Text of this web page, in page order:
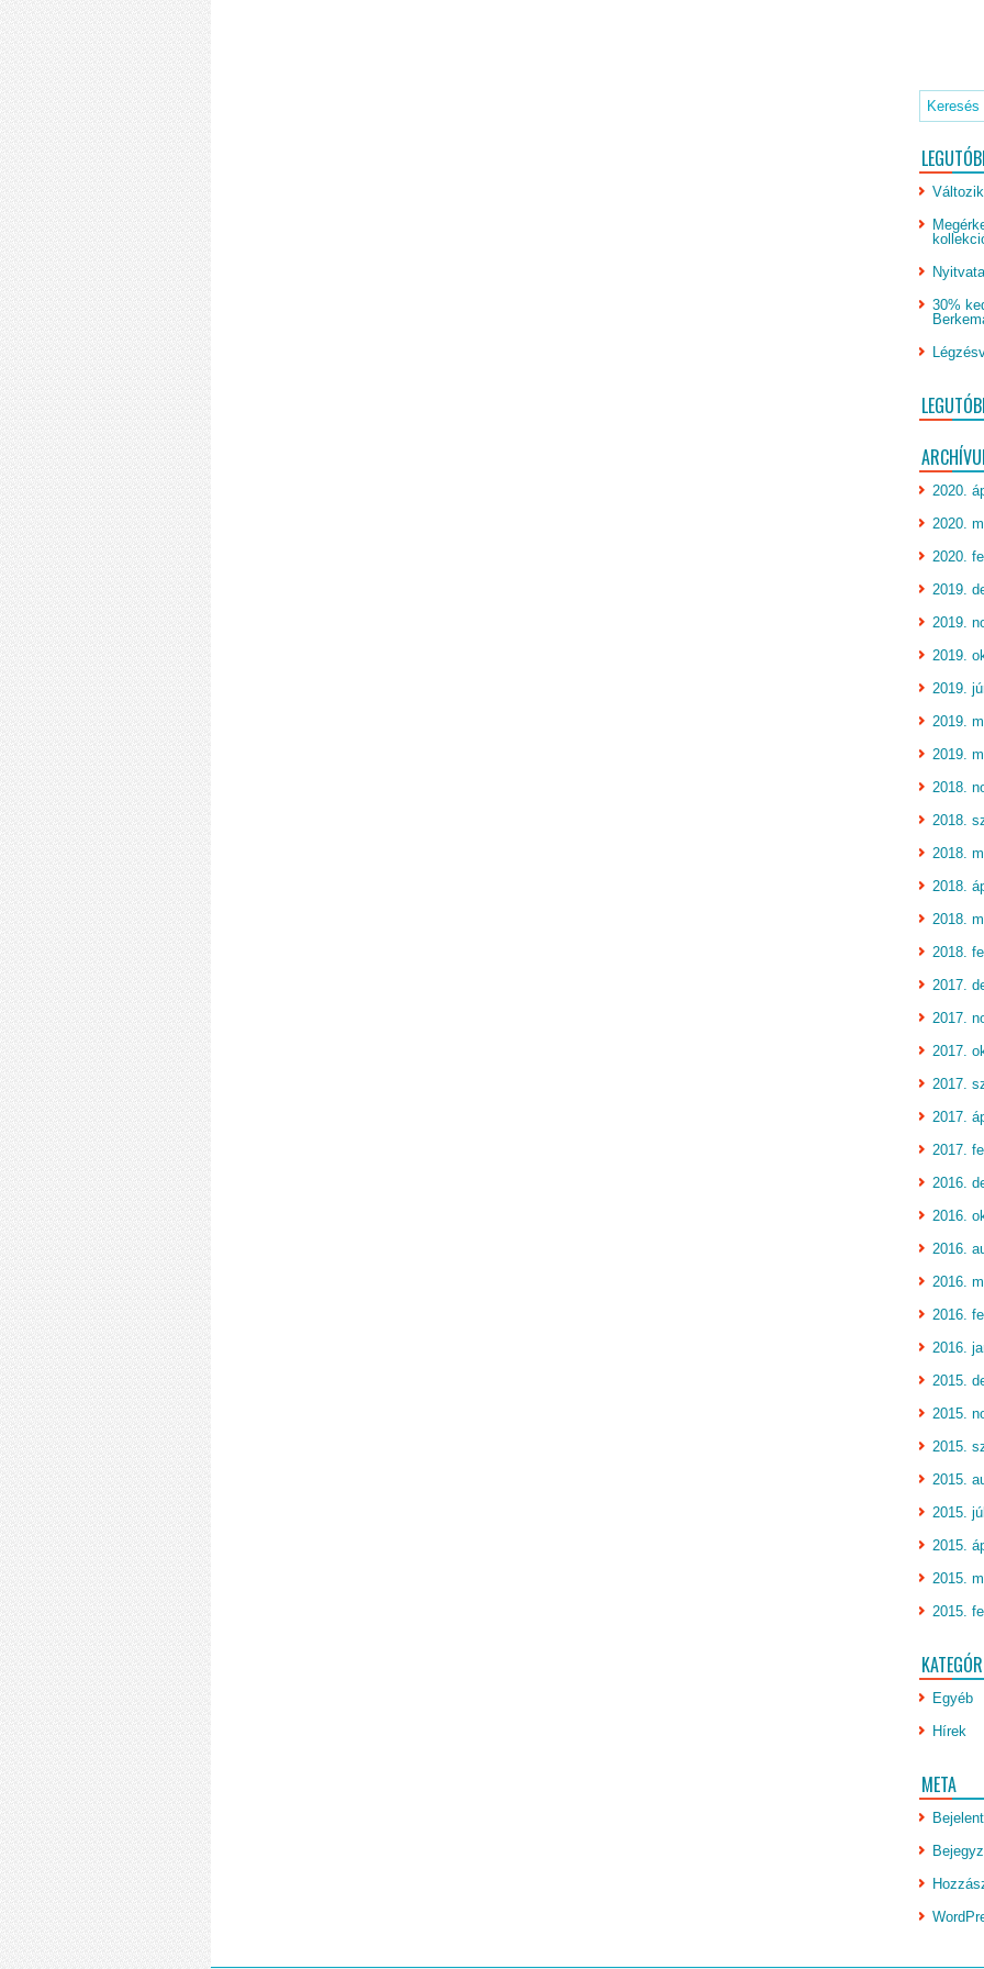
30%
2020.
2020.
2020.
2019.
2019.
2019.
2019.
2019.
2019.
2018.
2018.
2018.
2018.
2018.
2018.
2017.
2017.
2017.
2017.
2017.
2017.
2016.
2016.
2016.
2016.
2016.
2016.
2015.
2015.
2015.
2015.
2015.
2015.
2015.
2015.
Egyéb
Hírek
META